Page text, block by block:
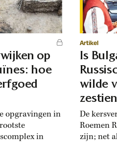
op
hoe
opgravingen in
in
Artikel
Is
wilde
maken
De
Roemen
zijn; net